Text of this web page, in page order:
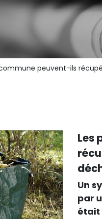
peuvent-ils
Les
Un
par
était